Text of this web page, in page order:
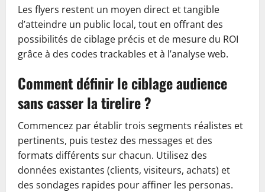
Les flyers restent un moyen direct et tangible
d’atteindre un public local, tout en offrant des
possibilités de ciblage précis et de mesure du ROI
grâce à des codes trackables et à l’analyse web.
Comment définir le ciblage audience
sans casser la tirelire ?
Commencez par établir trois segments réalistes et
pertinents, puis testez des messages et des
formats différents sur chacun. Utilisez des
données existantes (clients, visiteurs, achats) et
des sondages rapides pour affiner les personas.